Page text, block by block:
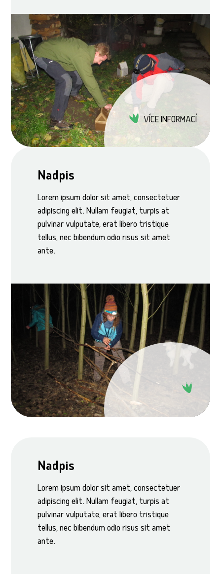
VÍCE INFORMACÍ
Nadpis
Lorem ipsum dolor sit amet, consectetuer
adipiscing elit. Nullam feugiat, turpis at
pulvinar vulputate, erat libero tristique
tellus, nec bibendum odio risus sit amet
ante.
Nadpis
Lorem ipsum dolor sit amet, consectetuer
adipiscing elit. Nullam feugiat, turpis at
pulvinar vulputate, erat libero tristique
tellus, nec bibendum odio risus sit amet
ante.